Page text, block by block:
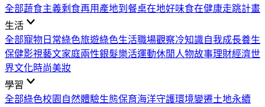
全部蔬食主義剩食再用 產地到餐桌在地好味食在健康走跳計畫
生活
全部寵物日常綠色旅遊綠色生活職場觀察冷知識自我成長養生
保健影視藝文家庭兩性銀髮樂活運動休閒 人物故事理財經濟世
界文化時尚美妝
學習
全部綠色校園 自然體驗生態保育海洋守護環境變遷土地永續